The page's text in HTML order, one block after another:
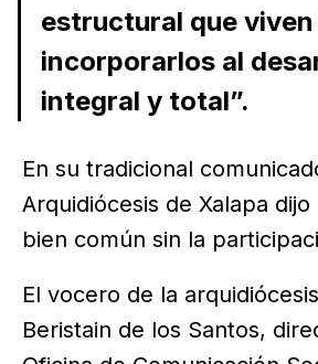
estructural que viven
incorporarlos al
integral y total”.
En su tradicional
Arquidiócesis de Xalapa
bien común sin la
El vocero de la
Beristain de los Santos,